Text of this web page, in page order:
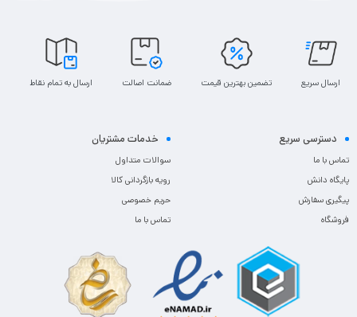
ارسال سریع تضمین بهترین قیمت ضمانت اصالت ارسال به تمام نقاط
دسترسی سریع
تماس با ما
پایگاه دانش
پیگیری سفارش
فروشگاه
خدمات مشتریان
سوالات متداول
رویه بازگردانی کالا
حریم خصوصی
تماس با ما